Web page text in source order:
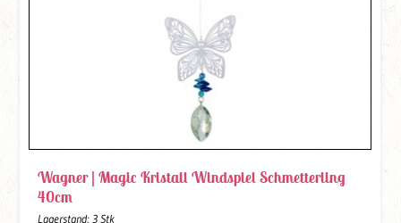
Wagner |Magic Kristall Windspiel Schmetterling
40cm
Lagerstand: 3 Stk